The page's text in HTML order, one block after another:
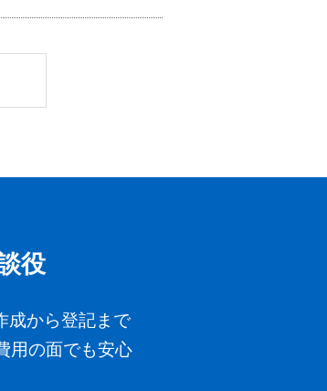
役
成から登記まで
用の面でも安心